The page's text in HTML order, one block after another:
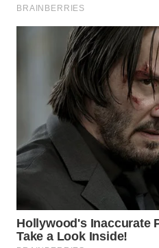
SAMOSIR
WN
SUMEDANG
CIANJUR
WN
KEPULAUAN
SERIBU